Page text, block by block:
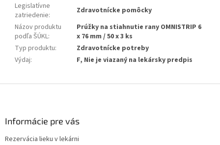
Legislatívne
zatriedenie:
Zdravotnícke pomôcky
Názov produktu
podľa ŠÚKL:
Prúžky na stiahnutie rany OMNISTRIP 6
x 76 mm / 50 x 3 ks
Typ produktu:
Zdravotnícke potreby
Výdaj: F, Nie je viazaný na lekársky predpis
Informácie pre vás
Rezervácia lieku v lekárni